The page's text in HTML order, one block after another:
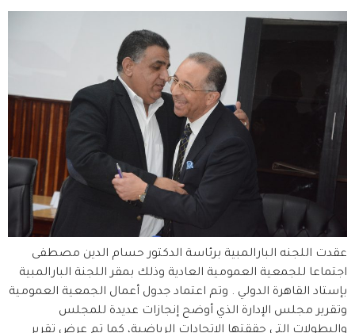
عقدت اللجنه البارالمبية برئاسة الدكتور حسام الدين مصطفى
اجتماعا للجمعية العمومية العادية وذلك بمقر اللجنة البارالمبية
بإستاد القاهرة الدولي . وتم اعتماد جدول أعمال الجمعية العمومية
وتقرير مجلس الإدارة الذي أوضح إنجازات عديدة للمجلس